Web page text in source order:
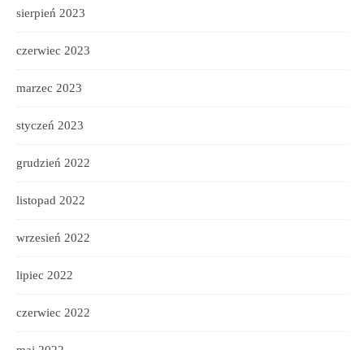
sierpień 2023
czerwiec 2023
marzec 2023
styczeń 2023
grudzień 2022
listopad 2022
wrzesień 2022
lipiec 2022
czerwiec 2022